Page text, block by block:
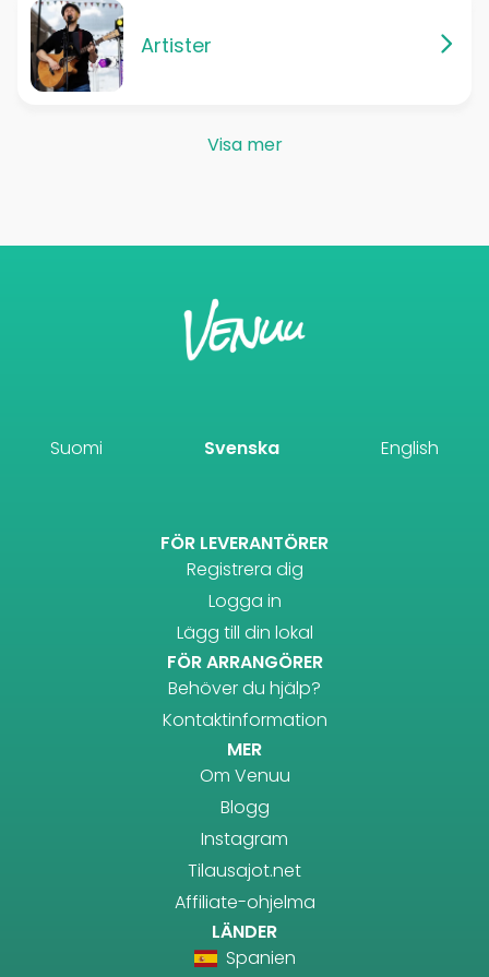
Artister
Visa mer
Suomi Svenska English
FÖR LEVERANTÖRER
Registrera dig
Logga in
Lägg till din lokal
FÖR ARRANGÖRER
Behöver du hjälp?
Kontaktinformation
MER
Om Venuu
Blogg
Instagram
Tilausajot.net
Affiliate-ohjelma
LÄNDER
Spanien